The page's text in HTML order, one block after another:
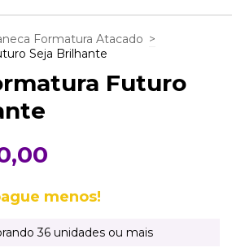
Formatura Atacado >
Seja Brilhante
Futuro
menos!
36 unidades ou mais